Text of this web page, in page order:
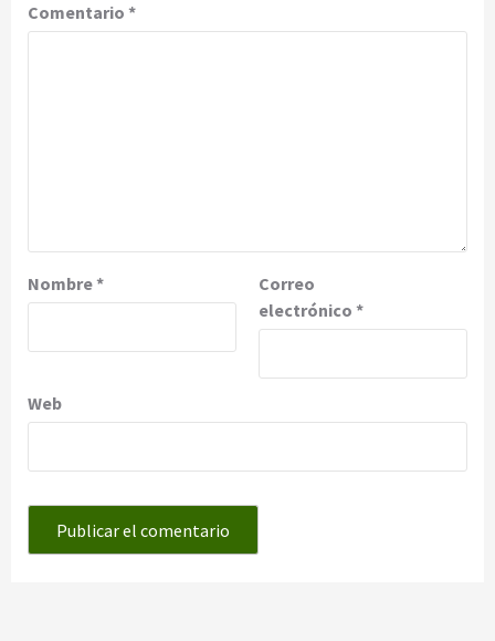
Comentario *
Nombre*
Correo
electrónico *
Web